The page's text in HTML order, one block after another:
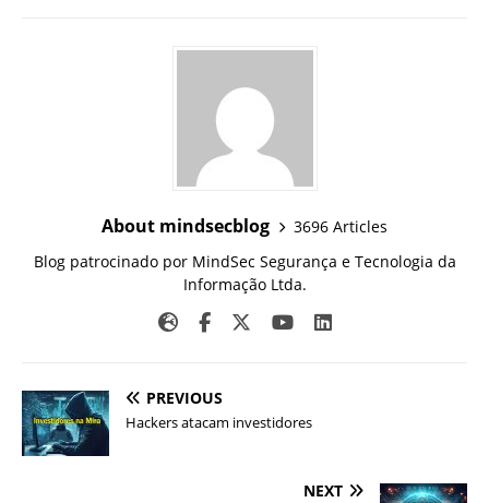
About mindsecblog
3696 Articles
Blog patrocinado por MindSec Segurança e Tecnologia da
Informação Ltda.
PREVIOUS
Hackers atacam investidores
NEXT